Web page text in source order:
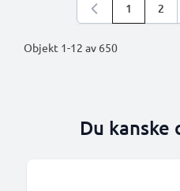
Objekt 1-12 av 650
Du läser
1 Sidan
2
Du kanske